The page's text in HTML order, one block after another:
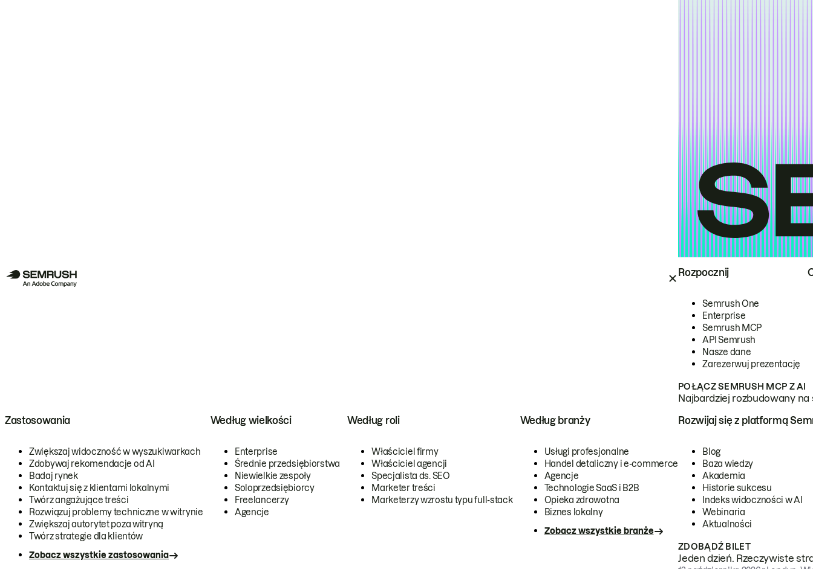
Rozpocznij
Semrush One
Enterprise
Semrush MCP
API Semrush
Nasze dane
Zarezerwuj prezentację
POŁĄCZ SEMRUSH MCP Z AI
Najbardziej rozbudowany
Zastosowania
Zwiększaj widoczność w wyszukiwarkach
Zdobywaj rekomendacje od AI
Badaj rynek
Kontaktuj się z klientami lokalnymi
Twórz angażujące treści
Rozwiązuj problemy techniczne w witrynie
Zwiększaj autorytet poza witryną
Twórz strategie dla klientów
Zobacz wszystkie zastosowania
Według wielkości
Enterprise
Średnie przedsiębiorstwa
Niewielkie zespoły
Soloprzedsiębiorcy
Freelancerzy
Agencje
Według roli
Właściciel firmy
Właściciel agencji
Specjalista ds. SEO
Marketer treści
Marketerzy wzrostu typu full-stack
Według branży
Usługi profesjonalne
Handel detaliczny i e-commerce
Agencje
Technologie SaaS i B2B
Opieka zdrowotna
Biznes lokalny
Zobacz wszystkie branże
Rozwijaj się z platformą
Blog
Baza wiedzy
Akademia
Historie sukcesu
Indeks widoczności w AI
Webinaria
Aktualności
ZDOBĄDŹ BILET
Jeden dzień. Rzeczywiste